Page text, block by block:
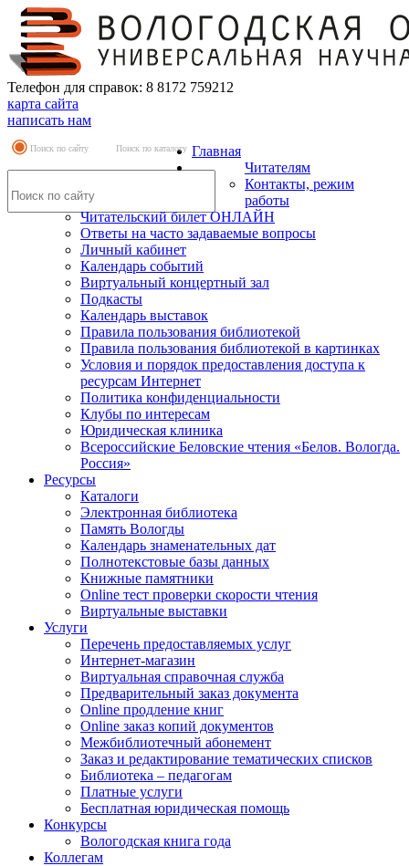
Телефон для справок: 8 8172 759212
карта сайта
написать нам
Поиск по сайту Поиск по каталогу Главная
Читателям
Контакты, режим
работы
Читательский билет ОНЛАЙН
Ответы на часто задаваемые вопросы
Личный кабинет
Календарь событий
Виртуальный концертный зал
Подкасты
Календарь выставок
Правила пользования библиотекой
Правила пользования библиотекой в картинках
Условия и порядок предоставления доступа к
ресурсам Интернет
Политика конфиденциальности
Клубы по интересам
Юридическая клиника
Всероссийские Беловские чтения «Белов. Вологда.
Россия»
Ресурсы
Каталоги
Электронная библиотека
Память Вологды
Календарь знаменательных дат
Полнотекстовые базы данных
Книжные памятники
Online тест проверки скорости чтения
Виртуальные выставки
Услуги
Перечень предоставляемых услуг
Интернет-магазин
Виртуальная справочная служба
Предварительный заказ документа
Online продление книг
Online заказ копий документов
Межбиблиотечный абонемент
Заказ и редактирование тематических списков
Библиотека – педагогам
Платные услуги
Бесплатная юридическая помощь
Конкурсы
Вологодская книга года
Коллегам